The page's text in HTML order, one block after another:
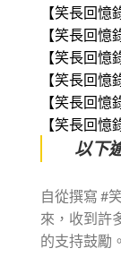
【笑長回憶
【笑長回憶
【笑長回憶
【笑長回憶
【笑長回憶
【笑長回憶
以下
自從撰寫 #
來，收到許
的支持鼓勵。